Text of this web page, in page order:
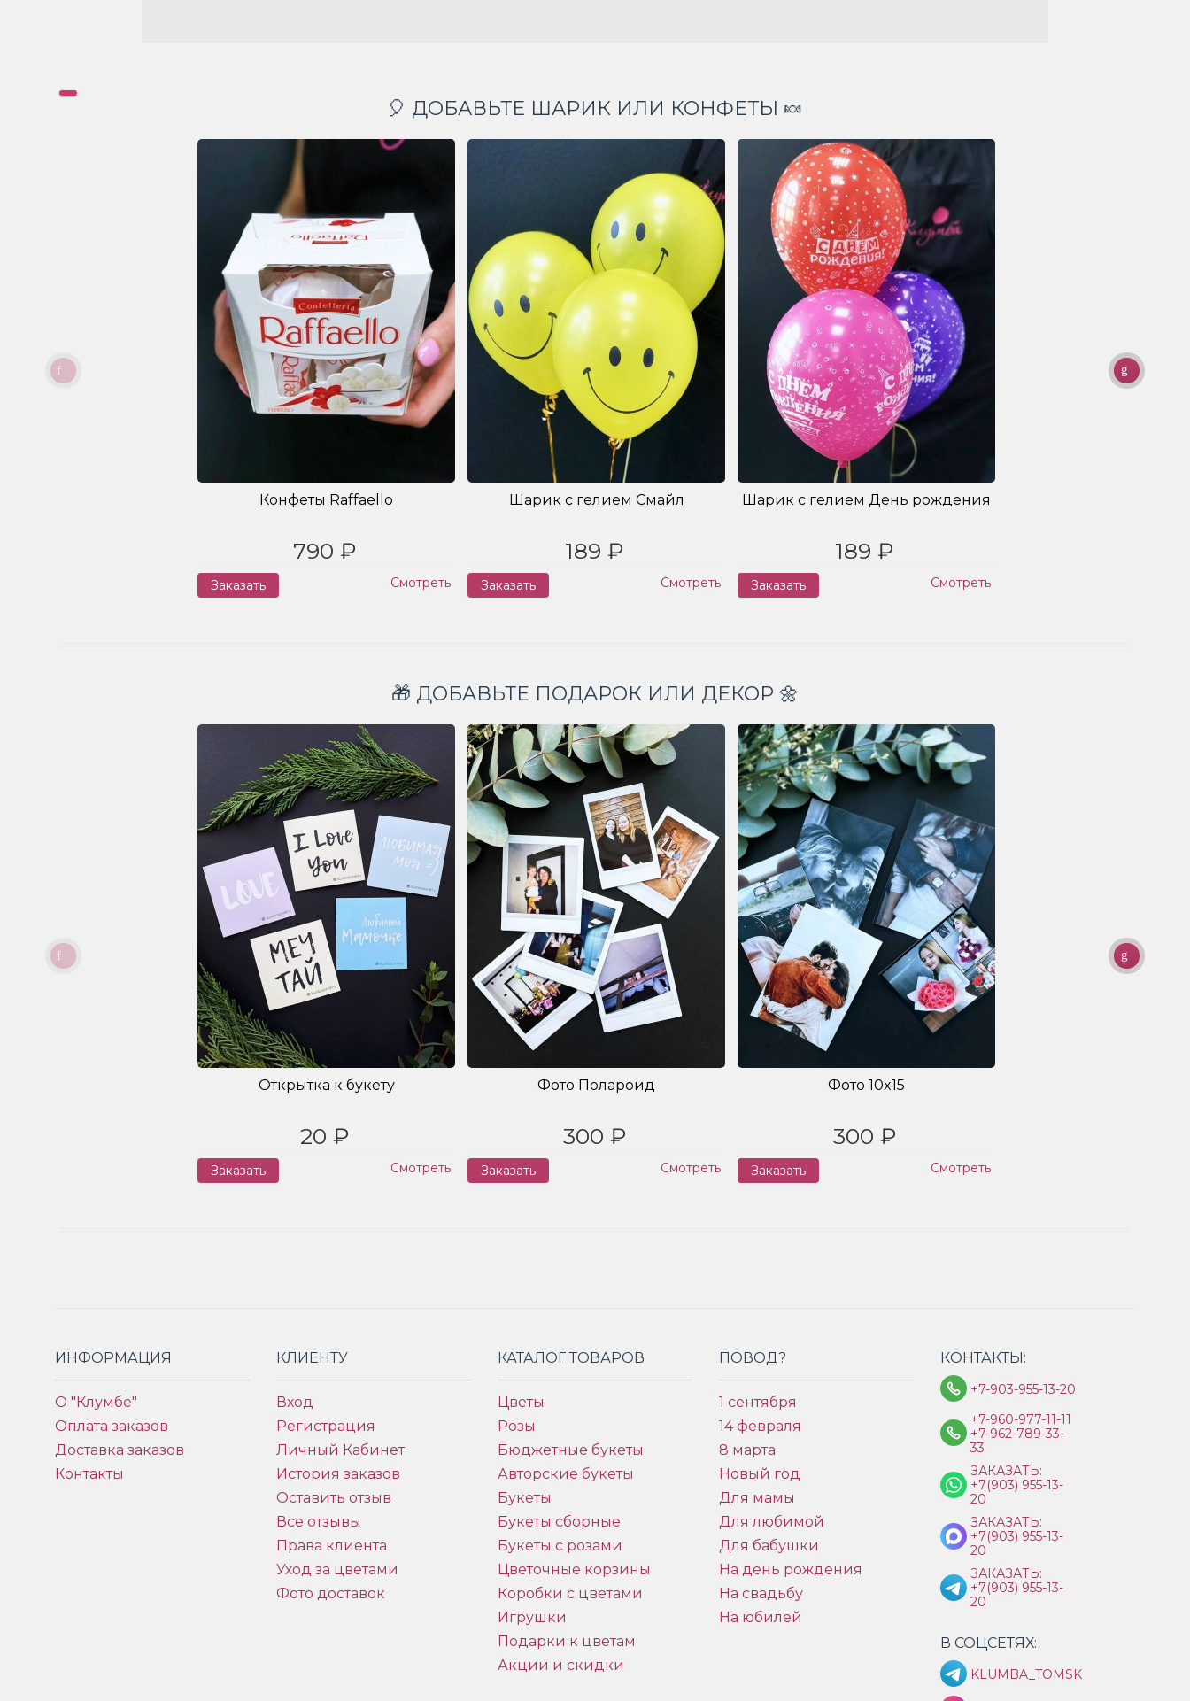
🎈 ДОБАВЬТЕ ШАРИК ИЛИ КОНФЕТЫ 🍬
Конфеты Raffaello
790 ₽
Заказать Смотреть
Шарик с гелием Смайл
189 ₽
Заказать Смотреть
Шарик с гелием День рождения
189 ₽
Заказать Смотреть
🎁 ДОБАВЬТЕ ПОДАРОК ИЛИ ДЕКОР 🌼
Открытка к букету
20 ₽
Заказать Смотреть
Фото Полароид
300 ₽
Заказать Смотреть
Фото 10x15
300 ₽
Заказать Смотреть
ИНФОРМАЦИЯ
О "Клумбе"
Оплата заказов
Доставка заказов
Контакты
КЛИЕНТУ
Вход
Регистрация
Личный Кабинет
История заказов
Оставить отзыв
Все отзывы
Права клиента
Уход за цветами
Фото доставок
КАТАЛОГ ТОВАРОВ
Цветы
Розы
Бюджетные букеты
Авторские букеты
Букеты
Букеты сборные
Букеты с розами
Цветочные корзины
Коробки с цветами
Игрушки
Подарки к цветам
Акции и скидки
ПОВОД?
1 сентября
14 февраля
8 марта
Новый год
Для мамы
Для любимой
Для бабушки
На день рождения
На свадьбу
На юбилей
КОНТАКТЫ:
+7-903-955-13-20
+7-960-977-11-11
+7-962-789-33-
33
ЗАКАЗАТЬ:
+7(903) 955-13-
20
ЗАКАЗАТЬ:
+7(903) 955-13-
20
ЗАКАЗАТЬ:
+7(903) 955-13-
20
В СОЦСЕТЯХ:
KLUMBA_TOMSK